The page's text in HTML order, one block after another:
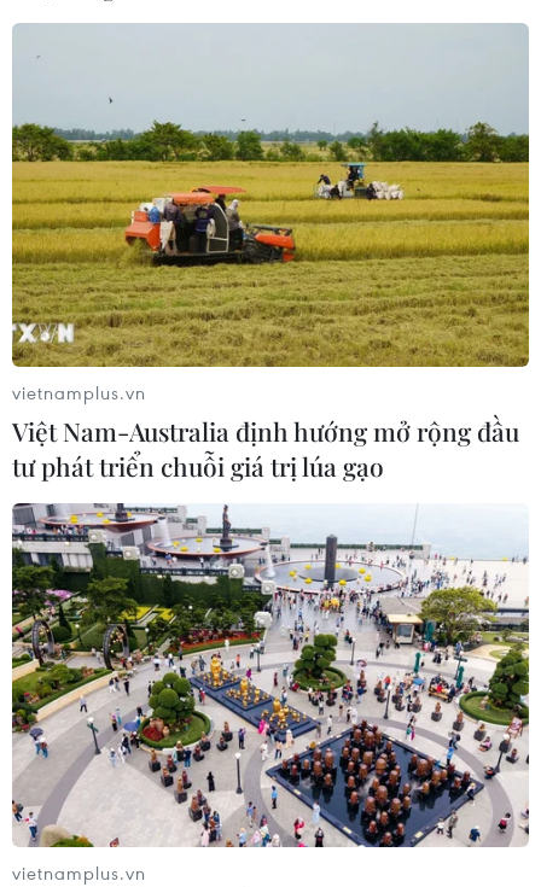
vietnamplus.vn
Việt Nam-Australia định hướng mở rộng đầu
tư phát triển chuỗi giá trị lúa gạo
vietnamplus.vn